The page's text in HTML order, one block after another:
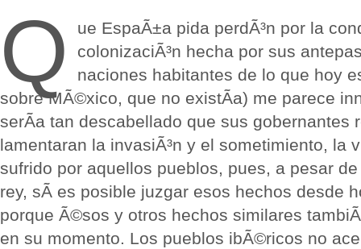
Q
ue EspaÃ±a pida perdÃ³n por la
colonizaciÃ³n hecha por sus
naciones habitantes de lo que hoy
sobre MÃ©xico, que no existÃ­a) me parece
serÃ­a tan descabellado que sus gobernantes
lamentaran la invasiÃ³n y el sometimiento, la
sufrido por aquellos pueblos, pues, a pesar
rey, sÃ­ es posible juzgar esos hechos desde
porque Ã©sos y otros hechos similares
en su momento. Los pueblos ibÃ©ricos no